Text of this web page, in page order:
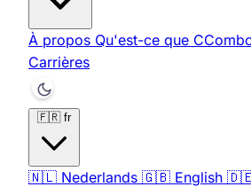
À propos Qu'est-ce que
Carrières
🇫🇷 fr
🇳🇱 Nederlands 🇬🇧 English